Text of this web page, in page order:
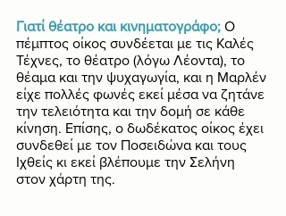
Γιατί θέατρο και κινηματογράφο; Ο
πέμπτος οίκος συνδέεται με τις Καλές
Τέχνες, το θέατρο (λόγω Λέοντα), το
θέαμα και την ψυχαγωγία, και η Μαρλέν
είχε πολλές φωνές εκεί μέσα να ζητάνε
την τελειότητα και την δομή σε κάθε
κίνηση. Επίσης, ο δωδέκατος οίκος έχει
συνδεθεί με τον Ποσειδώνα και τους
Ιχθείς κι εκεί βλέπουμε την Σελήνη
στον χάρτη της.